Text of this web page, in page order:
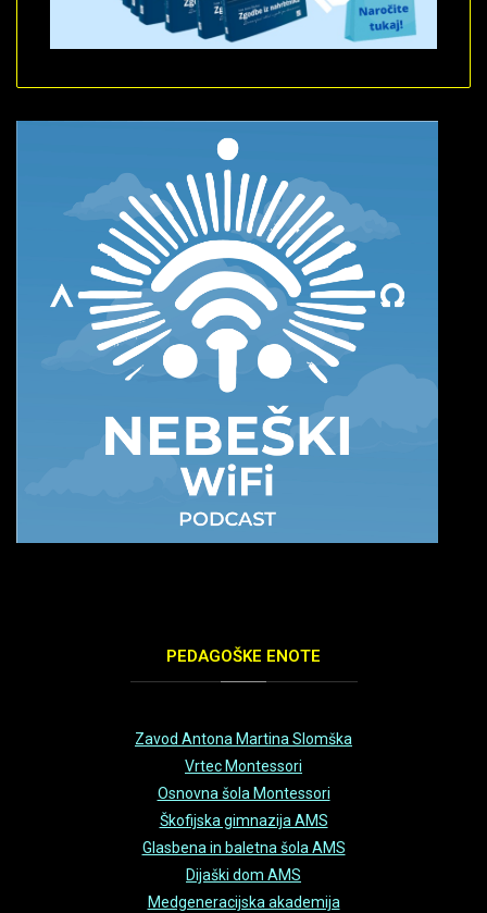
PEDAGOŠKE ENOTE
Zavod Antona Martina Slomška
Vrtec Montessori
Osnovna šola Montessori
Škofijska gimnazija AMS
Glasbena in baletna šola AMS
Dijaški dom AMS
Medgeneracijska akademija